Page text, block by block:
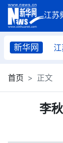
新华网
首页 正文
李